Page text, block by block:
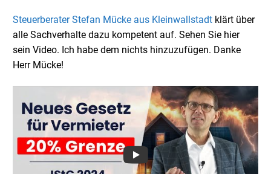
Steuerberater Stefan Mücke aus Kleinwallstadt klärt über
alle Sachverhalte dazu kompetent auf. Sehen Sie hier
sein Video. Ich habe dem nichts hinzuzufügen. Danke
Herr Mücke!